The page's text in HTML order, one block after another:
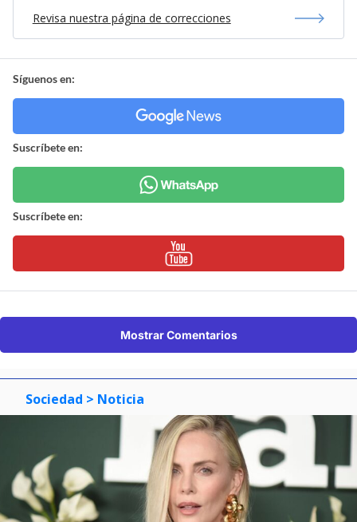
Revisa nuestra página de correcciones
Síguenos en:
Suscríbete en:
Suscríbete en:
Mostrar Comentarios
Sociedad > Noticia